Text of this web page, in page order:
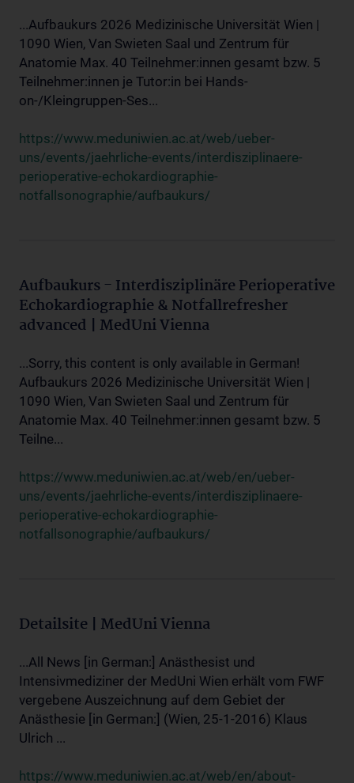
...Aufbaukurs 2026 Medizinische Universität Wien |
1090 Wien, Van Swieten Saal und Zentrum für
Anatomie Max. 40 Teilnehmer:innen gesamt bzw. 5
Teilnehmer:innen je Tutor:in bei Hands-
on-/Kleingruppen-Ses...
https://www.meduniwien.ac.at/web/ueber-
uns/events/jaehrliche-events/interdisziplinaere-
perioperative-echokardiographie-
notfallsonographie/aufbaukurs/
Aufbaukurs - Interdisziplinäre Perioperative
Echokardiographie & Notfallrefresher
advanced | MedUni Vienna
...Sorry, this content is only available in German!
Aufbaukurs 2026 Medizinische Universität Wien |
1090 Wien, Van Swieten Saal und Zentrum für
Anatomie Max. 40 Teilnehmer:innen gesamt bzw. 5
Teilne...
https://www.meduniwien.ac.at/web/en/ueber-
uns/events/jaehrliche-events/interdisziplinaere-
perioperative-echokardiographie-
notfallsonographie/aufbaukurs/
Detailsite | MedUni Vienna
...All News [in German:] Anästhesist und
Intensivmediziner der MedUni Wien erhält vom FWF
vergebene Auszeichnung auf dem Gebiet der
Anästhesie [in German:] (Wien, 25-1-2016) Klaus
Ulrich ...
https://www.meduniwien.ac.at/web/en/about-